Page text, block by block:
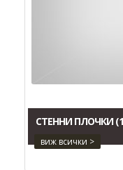
СТЕННИ ПЛОЧКИ
виж всички >